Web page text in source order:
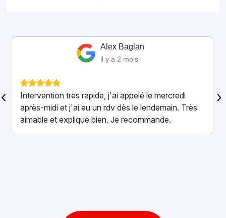
Alexandre Casco
il y a 4 mois
Super intervention pour un nid de frelons à la
maison ! Professionnel, rassurant et très
sympathique. Il a tout réglé rapidement en
expliquant chaque étape. On se sent vraiment en
confiance. Merci enc...
‹ ›